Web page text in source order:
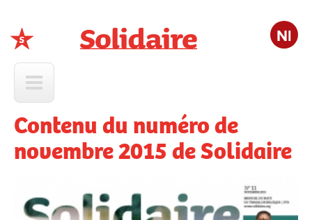
Nl
Contenu du numéro de
novembre 2015 de Solidaire